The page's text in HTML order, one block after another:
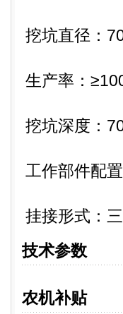
挖坑直径：
生产率：
挖坑深度：
工作部件配
挂接形式：
技术参数
农机补贴